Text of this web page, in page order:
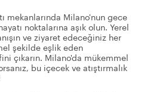
mekanlarında Milano'nun gece
noktalarına aşık olun. Yerel
ve ziyaret edeceğiniz her
şekilde eşlik eden
çıkarın. Milano'da mükemmel
bu içecek ve atıştırmalık